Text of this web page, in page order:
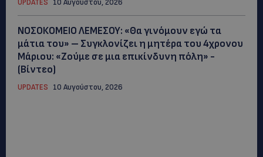
UPDATES 10 Αυγούστου, 2026
ΝΟΣΟΚΟΜΕΙΟ ΛΕΜΕΣΟΥ: «Θα γινόμουν εγώ τα
μάτια του» – Συγκλονίζει η μητέρα του 4χρονου
Μάριου: «Ζούμε σε μια επικίνδυνη πόλη» -
(Βίντεο)
UPDATES 10 Αυγούστου, 2026